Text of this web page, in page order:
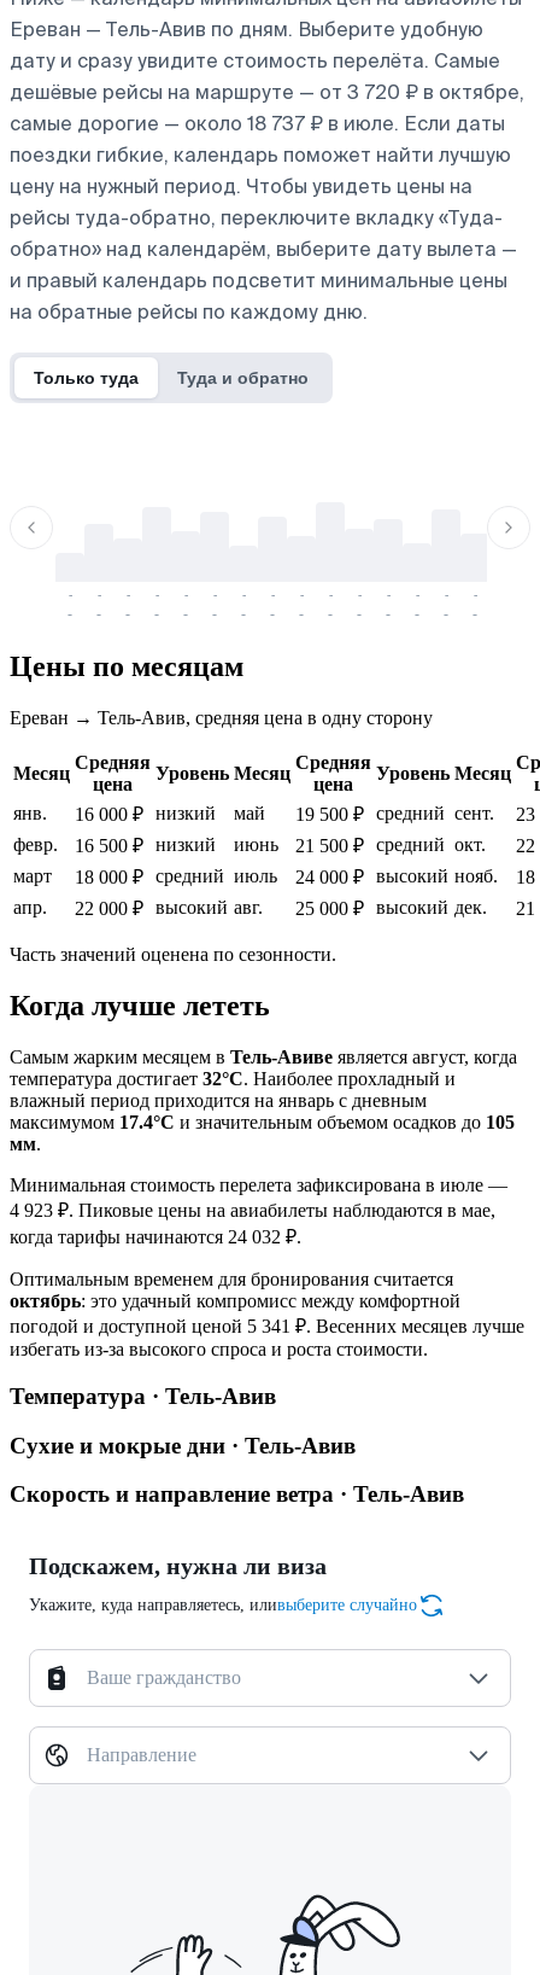
Ереван — Тель-Авив по дням. Выберите удобную
дату и сразу увидите стоимость перелёта. Самые
дешёвые рейсы на маршруте — от 3 720 ₽ в октябре,
самые дорогие — около 18 737 ₽ в июле. Если даты
поездки гибкие, календарь поможет найти лучшую
цену на нужный период. Чтобы увидеть цены на
рейсы туда-обратно, переключите вкладку «Туда-
обратно» над календарём, выберите дату вылета —
и правый календарь подсветит минимальные цены
на обратные рейсы по каждому дню.
Только туда Туда и обратно
-
-
-
-
-
-
-
-
-
-
-
-
-
-
-
-
-
-
-
-
-
-
-
-
-
-
-
-
-
-
Цены по месяцам
Ереван → Тель-Авив, средняя цена в одну сторону
Месяц
Средняя
цена
Уровень Месяц
Средняя
цена
Уровень Месяц
янв.
16 000 ₽ низкий май 19 500 ₽ средний сент.
23
февр.
16 500 ₽ низкий июнь 21 500 ₽ средний окт.
22
март
18 000 ₽ средний июль 24 000 ₽ высокий нояб.
18
апр.
22 000 ₽ высокий авг. 25 000 ₽ высокий дек. 21
Часть значений оценена по сезонности.
Когда лучше лететь
Самым жарким месяцем в Тель-Авиве является август, когда
температура достигает 32°C. Наиболее прохладный и
влажный период приходится на январь с дневным
максимумом 17.4°C и значительным объемом осадков до 105
мм.
Минимальная стоимость перелета зафиксирована в июле —
4 923 ₽. Пиковые цены на авиабилеты наблюдаются в мае,
когда тарифы начинаются 24 032 ₽.
Оптимальным временем для бронирования считается
октябрь: это удачный компромисс между комфортной
погодой и доступной ценой 5 341 ₽. Весенних месяцев лучше
избегать из-за высокого спроса и роста стоимости.
Температура · Тель-Авив
Сухие и мокрые дни · Тель-Авив
Скорость и направление ветра · Тель-Авив
Подскажем, нужна ли виза
Укажите, куда направляетесь, иливыберите случайно
Ваше гражданство
Направление